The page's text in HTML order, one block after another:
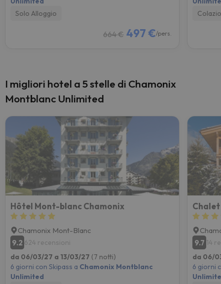
Solo Alloggio
664 € 497 €/pers.
I migliori hotel a 5 stelle di Chamonix
Montblanc Unlimited
Hôtel Mont-blanc Chamonix
Chamonix Mont-Blanc
9.2 624 recensioni
da 06/03/27 a 13/03/27 (7 notti)
6 giorni con Skipass a Chamonix Montblanc
Unlimited
9.7 14
da 06/
6 giorni